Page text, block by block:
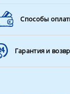
Способы
Гарантия и